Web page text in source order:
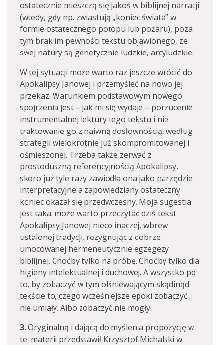
ostatecznie mieszczą się jakoś w biblijnej narracji
(wtedy, gdy np. zwiastują „koniec świata” w
formie ostatecznego potopu lub pożaru), poza
tym brak im pewności tekstu objawionego, ze
swej natury są genetycznie ludzkie, arcyludzkie.
W tej sytuacji może warto raz jeszcze wrócić do
Apokalipsy Janowej i przemyśleć na nowo jej
przekaz. Warunkiem podstawowym nowego
spojrzenia jest – jak mi się wydaje – porzucenie
instrumentalnej lektury tego tekstu i nie
traktowanie go z naiwną dosłownością, według
strategii wielokrotnie już skompromitowanej i
ośmieszonej. Trzeba także zerwać z
prostoduszną referencyjnością Apokalipsy,
skoro już tyle razy zawiodła ona jako narzędzie
interpretacyjne a zapowiedziany ostateczny
koniec okazał się przedwczesny. Moja sugestia
jest taka: może warto przeczytać dziś tekst
Apokalipsy Janowej nieco inaczej, wbrew
ustalonej tradycji, rezygnując z dobrze
umocowanej hermeneutycznie egzegezy
biblijnej. Choćby tylko na próbę. Choćby tylko dla
higieny intelektualnej i duchowej. A wszystko po
to, by zobaczyć w tym olśniewającym skądinąd
tekście to, czego wcześniejsze epoki zobaczyć
nie umiały. Albo zobaczyć nie mogły.
3.Oryginalną i dającą do myślenia propozycję w
tej materii przedstawił Krzysztof Michalski w